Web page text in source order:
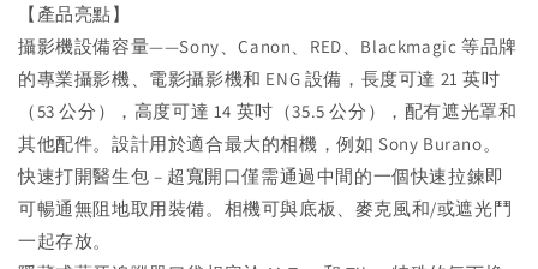
【產品亮點】
攝影機設備容量——Sony、Canon、RED、Blackmagic 等品牌
的專業攝影機、電影攝影機和 ENG 設備，長度可達 21 英吋
（53 公分），高度可達 14 英吋（35.5 公分），配有遮光罩和
其他配件。設計用於適合最大的相機，例如 Sony Burano。
快速打開醫生包 – 超寬開口僅需通過中間的一個快速拉鍊即
可暢通無阻地取用裝備。相機可與底板、麥克風和/或遮光鬥
一起存放。